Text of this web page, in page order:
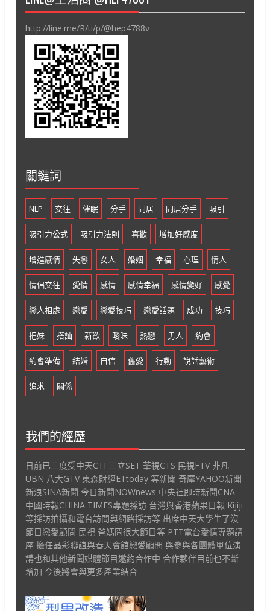
http://line.me/R/ti/p/@hep4788v
關鍵詞
NLP 交往 催眠 分手 同居 同居分手 吸引
吸引力公式 吸引力法則 喜歡 增加好感度
增進感情 失戀 女人 婚姻 幸福 心理 情人
情侶交往 愛情 感情 感情幸福 感情變好 感覺
戀人相處 戀愛 戀愛技巧 戀愛話題 成功 技巧
把妹 搭訕 新歡 曖昧 熱戀 男人 約會
約會準備 結婚 自信 舊愛 行動 說話藝術
追求 關係
我們的經歷
日前已三度受中天CTI 三立SET 華視CTS 民視FTV 非凡
UBN 八大GTV 東森財經ETtoday 等新聞 奇摩YAHOO新聞
新浪SINA新聞 今日新聞NOWnews 中央社即時新聞CNA
中國時報CHINA TIMES專題採訪 台灣與香港蘋果日報 Kijiji
等採訪拍攝和電台訪問與網路採訪等 出席中天大學生了沒
節目戀愛顧問 民視 爸媽冏很大節目等 PTT電台愛情專題講
座 擔任晶彩聯誼與春天會館戀愛顧問 與參與各團體單位演
講也和其他新聞媒體節目邀約合作中 合作夥伴目前也不斷
增加 今後將會與更多產業結合